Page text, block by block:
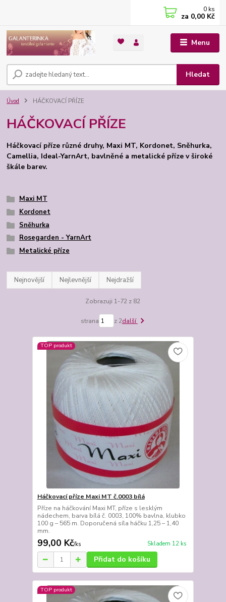
Menu
Hledat
0 ks
za 0,00 Kč
Úvod HÁČKOVACÍ PŘÍZE
HÁČKOVACÍ PŘÍZE
Háčkovací příze různé druhy, Maxi MT, Kordonet, Sněhurka,
Camellia, Ideal-YarnArt, bavlněné a metalické příze v široké
škále barev.
Maxi MT
Kordonet
Sněhurka
Rosegarden - YarnArt
Metalické příze
Nejnovější Nejlevnější Nejdražší
Zobrazuji 1-72 z 82
strana z 2další
TOP produkt
Háčkovací příze Maxi MT č.0003 bílá
Příze na háčkování Maxi MT, příze s lesklým
nádechem, barva bílá č. 0003, 100% bavlna, klubko
100 g – 565 m. Doporučená síla háčku 1,25 – 1,40
mm.
99,00 Kč/ks Skladem 12 ks
Přidat do košíku
TOP produkt